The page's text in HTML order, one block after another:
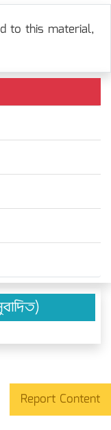
to this material,
Report Content